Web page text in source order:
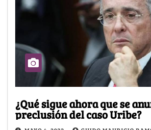
¿Qué sigue ahora que se
preclusión del caso Uribe?